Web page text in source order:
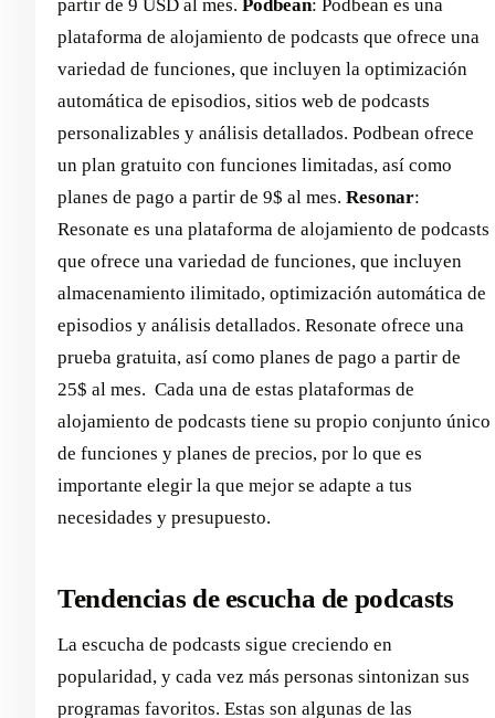
partir de 9 USD al mes. Podbean: Podbean es una
plataforma de alojamiento de podcasts que ofrece una
variedad de funciones, que incluyen la optimización
automática de episodios, sitios web de podcasts
personalizables y análisis detallados. Podbean ofrece
un plan gratuito con funciones limitadas, así como
planes de pago a partir de 9$ al mes. ‍ Resonar:
Resonate es una plataforma de alojamiento de podcasts
que ofrece una variedad de funciones, que incluyen
almacenamiento ilimitado, optimización automática de
episodios y análisis detallados. Resonate ofrece una
prueba gratuita, así como planes de pago a partir de
25$ al mes. ‍ Cada una de estas plataformas de
alojamiento de podcasts tiene su propio conjunto único
de funciones y planes de precios, por lo que es
importante elegir la que mejor se adapte a tus
necesidades y presupuesto.
Tendencias de escucha de podcasts
La escucha de podcasts sigue creciendo en
popularidad, y cada vez más personas sintonizan sus
programas favoritos. Estas son algunas de las